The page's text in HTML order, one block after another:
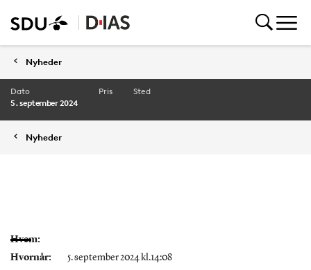
Nyheder
Dato
5. september 2024
Pris Sted
Nyheder
Hvem:
Hvornår:
5. september 2024 kl.14:08